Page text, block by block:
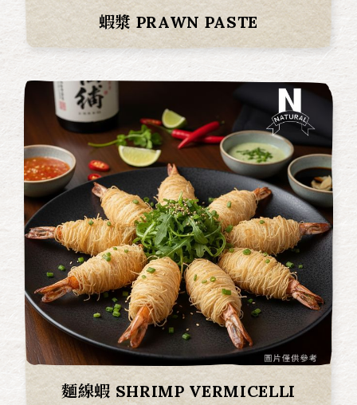
蝦漿 PRAWN PASTE
麵線蝦 SHRIMP VERMICELLI